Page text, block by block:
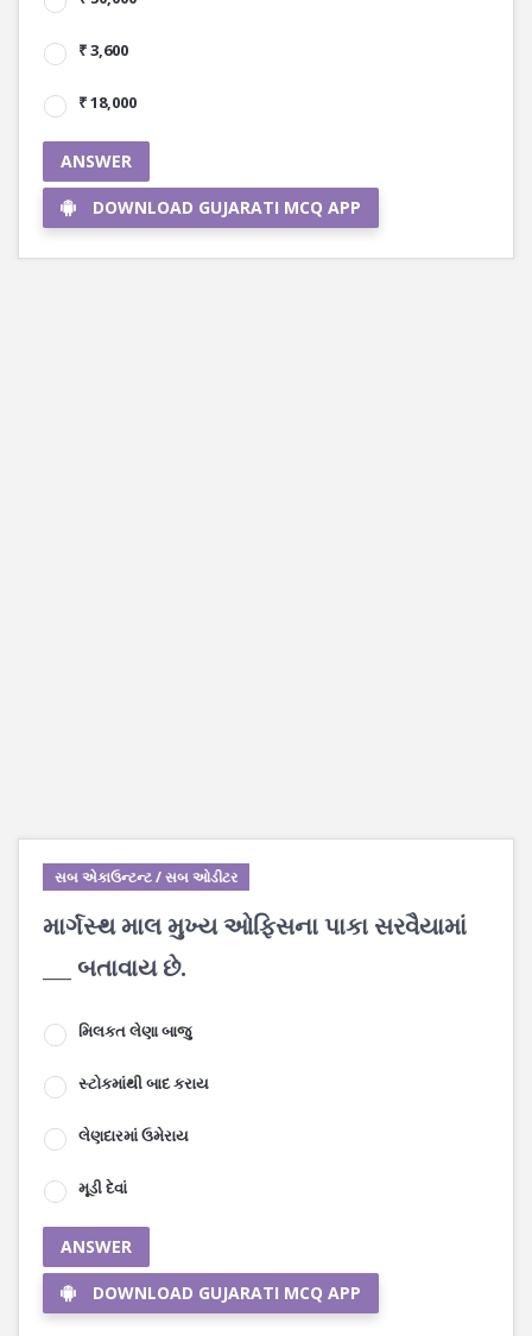
₹ 3,600
₹ 18,000
ANSWER
DOWNLOAD GUJARATI MCQ APP
સબ એકાઉન્ટન્ટ / સબ ઓડીટર
માર્ગસ્થ માલ મુખ્ય ઓફિસના પાકા સરવૈયામાં
___ બતાવાય છે.
મિલકત લેણા બાજુ
સ્ટોકમાંથી બાદ કરાય
લેણદારમાં ઉમેરાય
મૂડી દેવાં
ANSWER
DOWNLOAD GUJARATI MCQ APP